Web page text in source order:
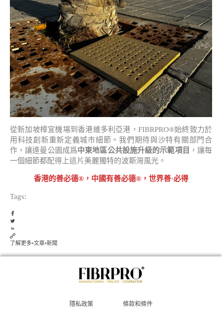
從新加坡樟宜機場到香港維多利亞港，FIBRPRO®始終致力於
用科技創新重新定義城市細節。我們期待與沙特有關部門合
作，讓達曼公園成爲中東地區公共設施升級的示範項目 ，讓每
一個細節都配得上這片美麗獨特的波斯灣風光。
香港的善必德®，中國有善必德®，世界善·必得
Tags:
了解更多•文章•新聞
隱私政策 條款和條件